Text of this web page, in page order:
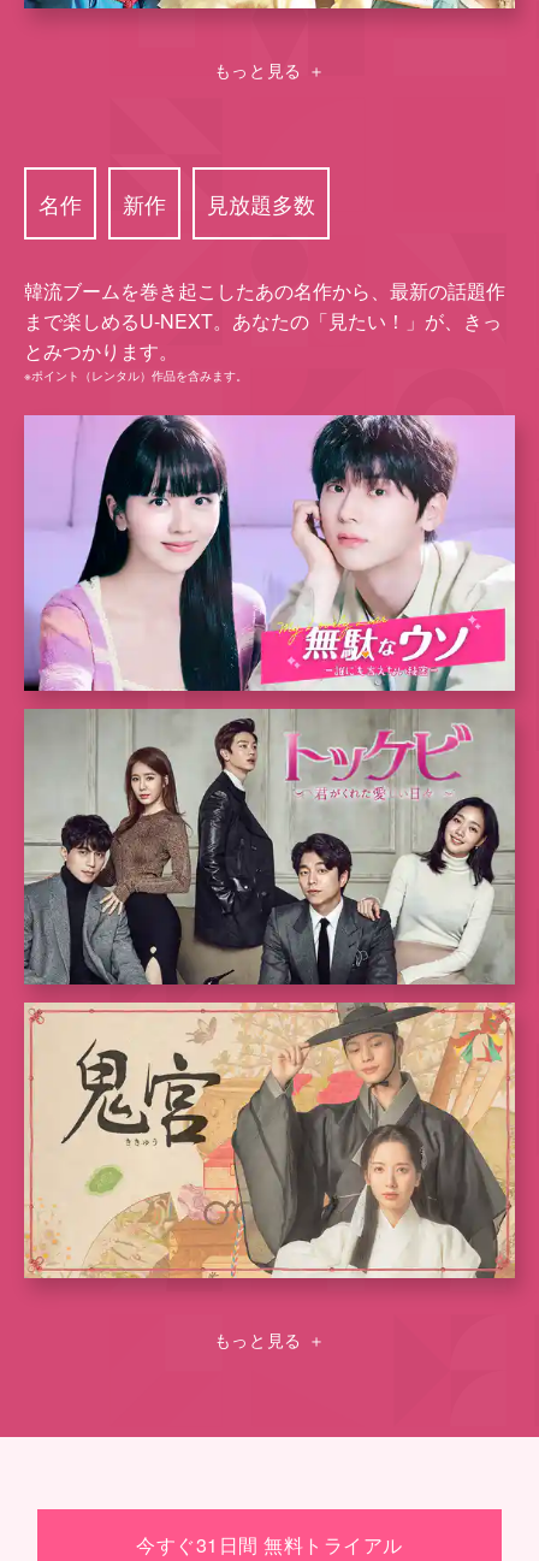
もっと見る ＋
名作 新作 ⾒放題多数
韓流ブームを巻き起こしたあの名作から、最新の話題作
まで楽しめるU-NEXT。あなたの「⾒たい！」が、きっ
とみつかります。
※ポイント（レンタル）作品を含みます。
もっと見る ＋
今すぐ31日間 無料トライアル